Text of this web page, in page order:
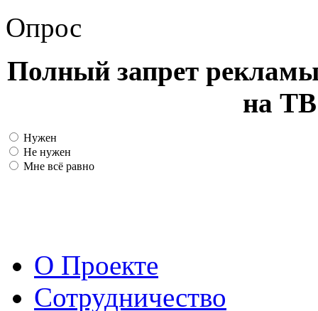
Опрос
Полный запрет
на ТВ
Нужен
Не нужен
Мне всё равно
О Проекте
Сотрудничество